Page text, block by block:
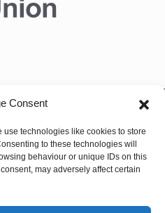
Consent
technologies like cookies to store
to these technologies will
behaviour or unique IDs on this
may adversely affect certain
events and updates. Sign